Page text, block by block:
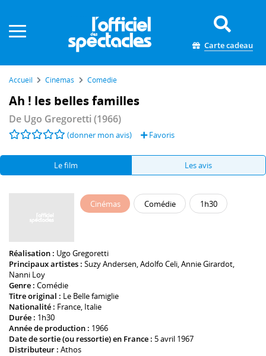
Carte cadeau
Accueil Cinémas Comédie
Ah ! les belles familles
De Ugo Gregoretti (1966)
(donner mon avis) Favoris
Le film Les avis
Cinémas Comédie 1h30
Réalisation : Ugo Gregoretti
Principaux artistes : Suzy Andersen,Adolfo Celi,Annie Girardot,
Nanni Loy
Genre : Comédie
Titre original : Le Belle famiglie
Nationalité : France, Italie
Durée : 1h30
Année de production : 1966
Date de sortie (ou ressortie) en France : 5 avril 1967
Distributeur : Athos